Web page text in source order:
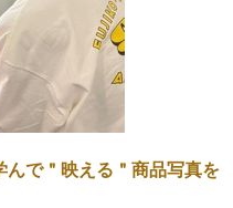
んで＂映える＂商品写真を